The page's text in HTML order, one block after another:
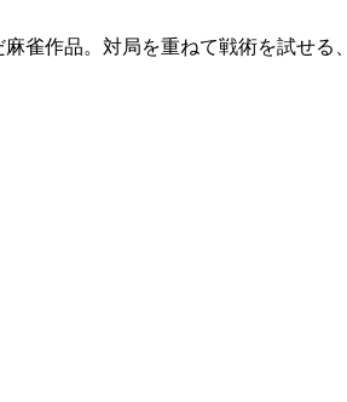
雀作品。対局を重ねて戦術を試せる